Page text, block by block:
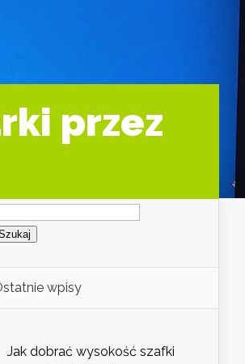
przez
wpisy
Jak dobrać wysokość szafki